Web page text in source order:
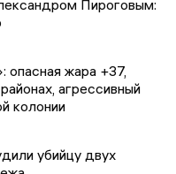
Пироговым:
жара +37,
агрессивный
колонии
убийцу двух